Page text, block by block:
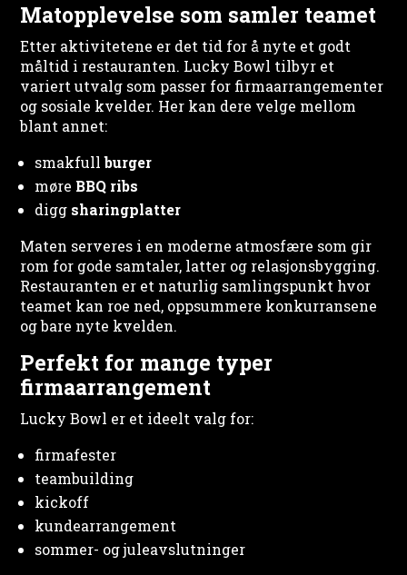
Matopplevelse som samler teamet
Etter aktivitetene er det tid for å nyte et godt
måltid i restauranten. Lucky Bowl tilbyr et
variert utvalg som passer for firmaarrangementer
og sosiale kvelder. Her kan dere velge mellom
blant annet:
smakfullburger
møre BBQ ribs
diggsharingplatter
Maten serveres i en moderne atmosfære som gir
rom for gode samtaler, latter og relasjonsbygging.
Restauranten er et naturlig samlingspunkt hvor
teamet kan roe ned, oppsummere konkurransene
og bare nyte kvelden.
Perfekt for mange typer
firmaarrangement
Lucky Bowl er et ideelt valg for:
firmafester
teambuilding
kickoff
kundearrangement
sommer- og juleavslutninger